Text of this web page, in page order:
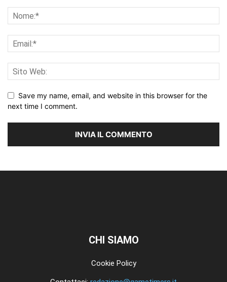
Save my name, email, and website in this browser for the
next time I comment.
CHI SIAMO
Cookie Policy